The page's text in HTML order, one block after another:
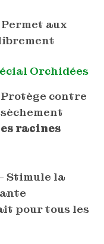
aux
Orchidées
contre
racines
Stimule la
pour tous les